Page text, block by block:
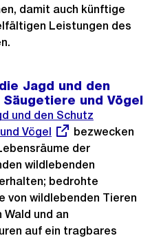
damit auch künftige
Leistungen des
Jagd und den
und Vögel
und den Schutz
Vögel
bezwecken
der
wildlebenden
bedrohte
von wildlebenden Tieren
und an
auf ein tragbares